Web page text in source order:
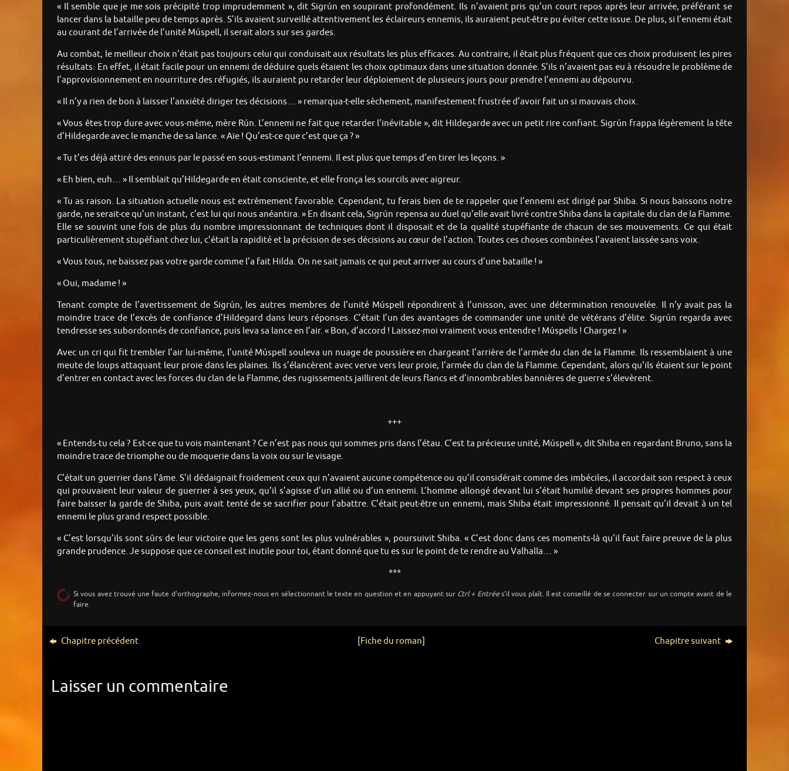
« Il semble que je me sois précipité trop imprudemment », dit Sigrún en soupirant profondément. Ils n’avaient pris qu’un court repos après leur arrivée, préférant se
lancer dans la bataille peu de temps après. S’ils avaient surveillé attentivement les éclaireurs ennemis, ils auraient peut-être pu éviter cette issue. De plus, si l’ennemi était
au courant de l’arrivée de l’unité Múspell, il serait alors sur ses gardes.
Au combat, le meilleur choix n’était pas toujours celui qui conduisait aux résultats les plus efficaces. Au contraire, il était plus fréquent que ces choix produisent les pires
résultats. En effet, il était facile pour un ennemi de déduire quels étaient les choix optimaux dans une situation donnée. S’ils n’avaient pas eu à résoudre le problème de
l’approvisionnement en nourriture des réfugiés, ils auraient pu retarder leur déploiement de plusieurs jours pour prendre l’ennemi au dépourvu.
« Il n’y a rien de bon à laisser l’anxiété diriger tes décisions… » remarqua-t-elle sèchement, manifestement frustrée d’avoir fait un si mauvais choix.
« Vous êtes trop dure avec vous-même, mère Rún. L’ennemi ne fait que retarder l’inévitable », dit Hildegarde avec un petit rire confiant. Sigrún frappa légèrement la tête
d’Hildegarde avec le manche de sa lance. « Aïe ! Qu’est-ce que c’est que ça ? »
« Tu t’es déjà attiré des ennuis par le passé en sous-estimant l’ennemi. Il est plus que temps d’en tirer les leçons. »
« Eh bien, euh… » Il semblait qu’Hildegarde en était consciente, et elle fronça les sourcils avec aigreur.
« Tu as raison. La situation actuelle nous est extrêmement favorable. Cependant, tu ferais bien de te rappeler que l’ennemi est dirigé par Shiba. Si nous baissons notre
garde, ne serait-ce qu’un instant, c’est lui qui nous anéantira. » En disant cela, Sigrún repensa au duel qu’elle avait livré contre Shiba dans la capitale du clan de la Flamme.
Elle se souvint une fois de plus du nombre impressionnant de techniques dont il disposait et de la qualité stupéfiante de chacun de ses mouvements. Ce qui était
particulièrement stupéfiant chez lui, c’était la rapidité et la précision de ses décisions au cœur de l’action. Toutes ces choses combinées l’avaient laissée sans voix.
« Vous tous, ne baissez pas votre garde comme l’a fait Hilda. On ne sait jamais ce qui peut arriver au cours d’une bataille ! »
« Oui, madame ! »
Tenant compte de l’avertissement de Sigrún, les autres membres de l’unité Múspell répondirent à l’unisson, avec une détermination renouvelée. Il n’y avait pas la
moindre trace de l’excès de confiance d’Hildegard dans leurs réponses. C’était l’un des avantages de commander une unité de vétérans d’élite. Sigrún regarda avec
tendresse ses subordonnés de confiance, puis leva sa lance en l’air. « Bon, d’accord ! Laissez-moi vraiment vous entendre ! Múspells ! Chargez ! »
Avec un cri qui fit trembler l’air lui-même, l’unité Múspell souleva un nuage de poussière en chargeant l’arrière de l’armée du clan de la Flamme. Ils ressemblaient à une
meute de loups attaquant leur proie dans les plaines. Ils s’élancèrent avec verve vers leur proie, l’armée du clan de la Flamme. Cependant, alors qu’ils étaient sur le point
d’entrer en contact avec les forces du clan de la Flamme, des rugissements jaillirent de leurs flancs et d’innombrables bannières de guerre s’élevèrent.
+++
« Entends-tu cela ? Est-ce que tu vois maintenant ? Ce n’est pas nous qui sommes pris dans l’étau. C’est ta précieuse unité, Múspell », dit Shiba en regardant Bruno, sans la
moindre trace de triomphe ou de moquerie dans la voix ou sur le visage.
C’était un guerrier dans l’âme. S’il dédaignait froidement ceux qui n’avaient aucune compétence ou qu’il considérait comme des imbéciles, il accordait son respect à ceux
qui prouvaient leur valeur de guerrier à ses yeux, qu’il s’agisse d’un allié ou d’un ennemi. L’homme allongé devant lui s’était humilié devant ses propres hommes pour
faire baisser la garde de Shiba, puis avait tenté de se sacrifier pour l’abattre. C’était peut-être un ennemi, mais Shiba était impressionné. Il pensait qu’il devait à un tel
ennemi le plus grand respect possible.
« C’est lorsqu’ils sont sûrs de leur victoire que les gens sont les plus vulnérables », poursuivit Shiba. « C’est donc dans ces moments-là qu’il faut faire preuve de la plus
grande prudence. Je suppose que ce conseil est inutile pour toi, étant donné que tu es sur le point de te rendre au Valhalla… »
***
Si vous avez trouvé une faute d’orthographe, informez-nous en sélectionnant le texte en question et en appuyant sur Ctrl + Entrées’il vous plaît. Il est conseillé de se connecter sur un compte avant de le
faire.
Chapitre précédent Fiche du roman Chapitre suivant
Laisser un commentaire